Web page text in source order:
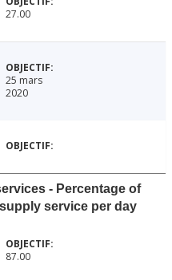
27.00
25 mars
2020
- Percentage of
service per day
87.00